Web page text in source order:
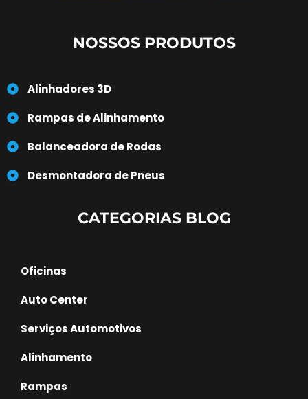
NOSSOS PRODUTOS
Alinhadores 3D
Rampas de Alinhamento
Balanceadora de Rodas
Desmontadora de Pneus
CATEGORIAS BLOG
Oficinas
Auto Center
Serviços Automotivos
Alinhamento
Rampas